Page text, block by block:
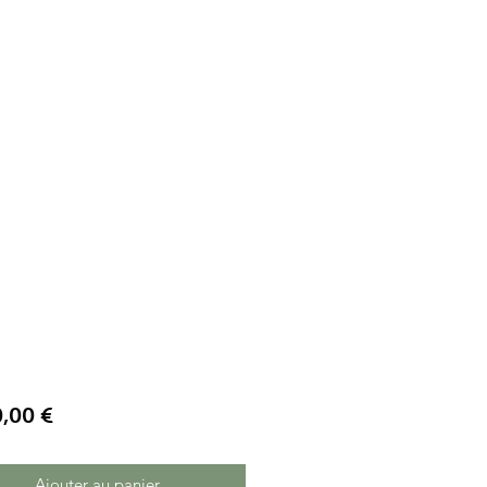
€Prix